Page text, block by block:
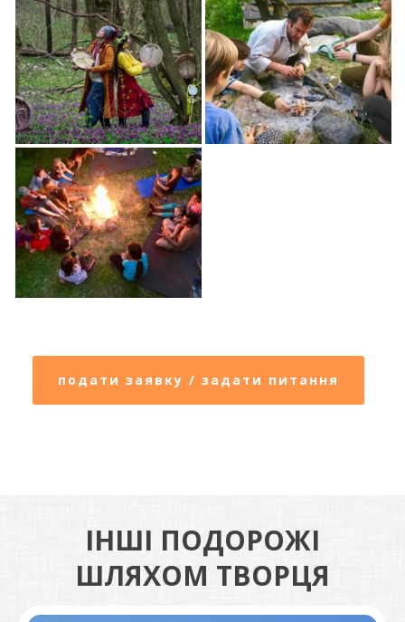
подати заявку / задати питання
ІНШІ ПОДОРОЖІ
ШЛЯХОМ ТВОРЦЯ